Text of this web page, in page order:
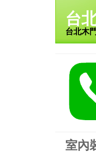
台
台北木
室內